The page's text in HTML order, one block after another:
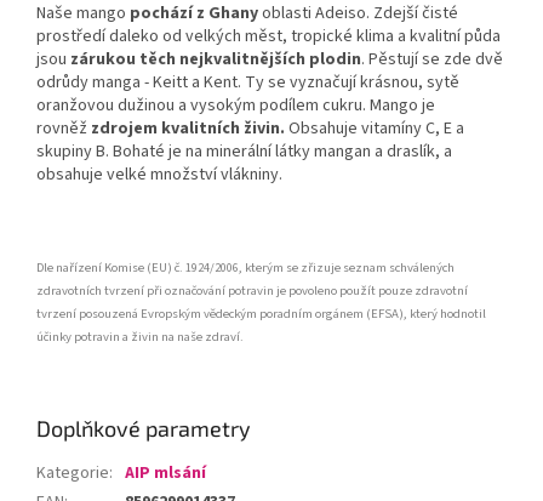
Naše mango pochází z Ghanyoblasti Adeiso. Zdejší čisté
prostředí daleko od velkých měst, tropické klima a kvalitní půda
jsou zárukou těch nejkvalitnějších plodin. Pěstují se zde dvě
odrůdy manga - Keitt a Kent. Ty se vyznačují krásnou, sytě
oranžovou dužinou a vysokým podílem cukru. Mango je
rovněž zdrojem kvalitních živin. Obsahuje vitamíny C, E a
skupiny B. Bohaté je na minerální látky mangan a draslík, a
obsahuje velké množství vlákniny.
Dle nařízení Komise (EU) č. 1924/2006, kterým se zřizuje seznam schválených
zdravotních tvrzení při označování potravin je povoleno použít pouze zdravotní
tvrzení posouzená Evropským vědeckým poradním orgánem (EFSA), který hodnotil
účinky potravin a živin na naše zdraví.
Doplňkové parametry
Kategorie: AIP mlsání